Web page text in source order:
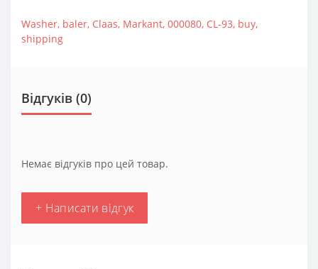
Washer, baler, Claas, Markant, 000080, CL-93, buy,
shipping
Відгуків (0)
Немає відгуків про цей товар.
+ Написати відгук